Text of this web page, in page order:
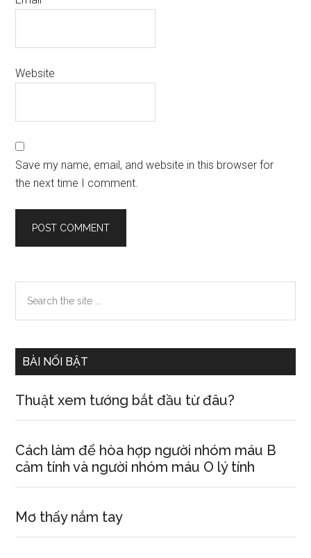
Website
Save my name, email, and website in this browser for
the next time I comment.
Primary
Sidebar
the
BÀI NỔI BẬT
Thuật xem tướng bắt đầu từ đâu?
Cách làm để hòa hợp người nhóm máu B
cảm tính và người nhóm máu O lý tính
Mơ thấy nắm tay